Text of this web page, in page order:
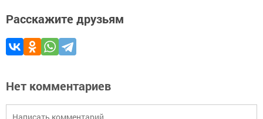
Расскажите друзьям
Нет комментариев